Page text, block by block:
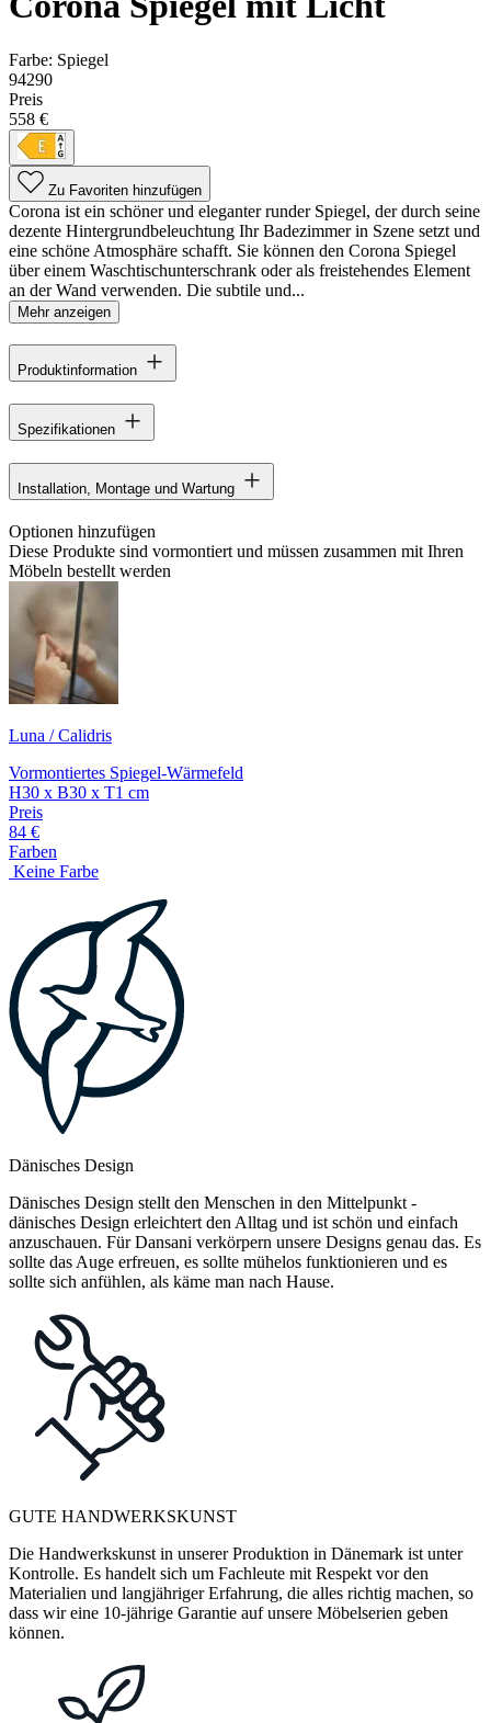
Farbe: Spiegel
94290
Preis
558 €
Zu Favoriten hinzufügen
Corona ist ein schöner und eleganter runder Spiegel, der durch seine
dezente Hintergrundbeleuchtung Ihr Badezimmer in Szene setzt und
eine schöne Atmosphäre schafft. Sie können den Corona Spiegel
über einem Waschtischunterschrank oder als freistehendes Element
an der Wand verwenden. Die subtile und...
Mehr anzeigen
Produktinformation
Spezifikationen
Installation, Montage und Wartung
Optionen hinzufügen
Diese Produkte sind vormontiert und müssen zusammen mit Ihren
Möbeln bestellt werden
Luna / Calidris
Vormontiertes Spiegel-Wärmefeld
H30 x B30 x T1 cm
Preis
84 €
Farben
Keine Farbe
Dänisches Design
Dänisches Design stellt den Menschen in den Mittelpunkt -
dänisches Design erleichtert den Alltag und ist schön und einfach
anzuschauen. Für Dansani verkörpern unsere Designs genau das. Es
sollte das Auge erfreuen, es sollte mühelos funktionieren und es
sollte sich anfühlen, als käme man nach Hause.
GUTE HANDWERKSKUNST
Die Handwerkskunst in unserer Produktion in Dänemark ist unter
Kontrolle. Es handelt sich um Fachleute mit Respekt vor den
Materialien und langjähriger Erfahrung, die alles richtig machen, so
dass wir eine 10-jährige Garantie auf unsere Möbelserien geben
können.